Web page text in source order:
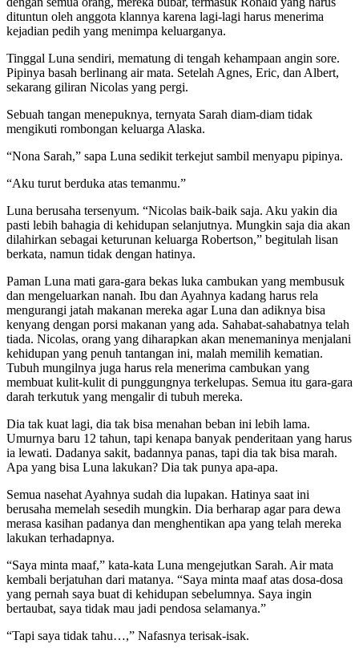
dituntun oleh anggota klannya karena lagi-lagi harus menerima
kejadian pedih yang menimpa keluarganya.
Tinggal Luna sendiri, mematung di tengah kehampaan angin sore.
Pipinya basah berlinang air mata. Setelah Agnes, Eric, dan Albert,
sekarang giliran Nicolas yang pergi.
Sebuah tangan menepuknya, ternyata Sarah diam-diam tidak
mengikuti rombongan keluarga Alaska.
“Nona Sarah,” sapa Luna sedikit terkejut sambil menyapu pipinya.
“Aku turut berduka atas temanmu.”
Luna berusaha tersenyum. “Nicolas baik-baik saja. Aku yakin dia
pasti lebih bahagia di kehidupan selanjutnya. Mungkin saja dia akan
dilahirkan sebagai keturunan keluarga Robertson,” begitulah lisan
berkata, namun tidak dengan hatinya.
Paman Luna mati gara-gara bekas luka cambukan yang membusuk
dan mengeluarkan nanah. Ibu dan Ayahnya kadang harus rela
mengurangi jatah makanan mereka agar Luna dan adiknya bisa
kenyang dengan porsi makanan yang ada. Sahabat-sahabatnya telah
tiada. Nicolas, orang yang diharapkan akan menemaninya menjalani
kehidupan yang penuh tantangan ini, malah memilih kematian.
Tubuh mungilnya juga harus rela menerima cambukan yang
membuat kulit-kulit di punggungnya terkelupas. Semua itu gara-gara
darah terkutuk yang mengalir di tubuh mereka.
Dia tak kuat lagi, dia tak bisa menahan beban ini lebih lama.
Umurnya baru 12 tahun, tapi kenapa banyak penderitaan yang harus
ia lewati. Dadanya sakit, badannya panas, tapi dia tak bisa marah.
Apa yang bisa Luna lakukan? Dia tak punya apa-apa.
Semua nasehat Ayahnya sudah dia lupakan. Hatinya saat ini
berusaha memelah sesedih mungkin. Dia berharap agar para dewa
merasa kasihan padanya dan menghentikan apa yang telah mereka
lakukan terhadapnya.
“Saya minta maaf,” kata-kata Luna mengejutkan Sarah. Air mata
kembali berjatuhan dari matanya. “Saya minta maaf atas dosa-dosa
yang pernah saya buat di kehidupan sebelumnya. Saya ingin
bertaubat, saya tidak mau jadi pendosa selamanya.”
“Tapi saya tidak tahu…,” Nafasnya terisak-isak.